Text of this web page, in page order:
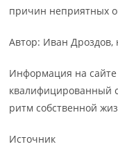
причин неприятных
Автор: Иван Дроздов,
Информация на сайте
квалифицированный
ритм собственной
Источник